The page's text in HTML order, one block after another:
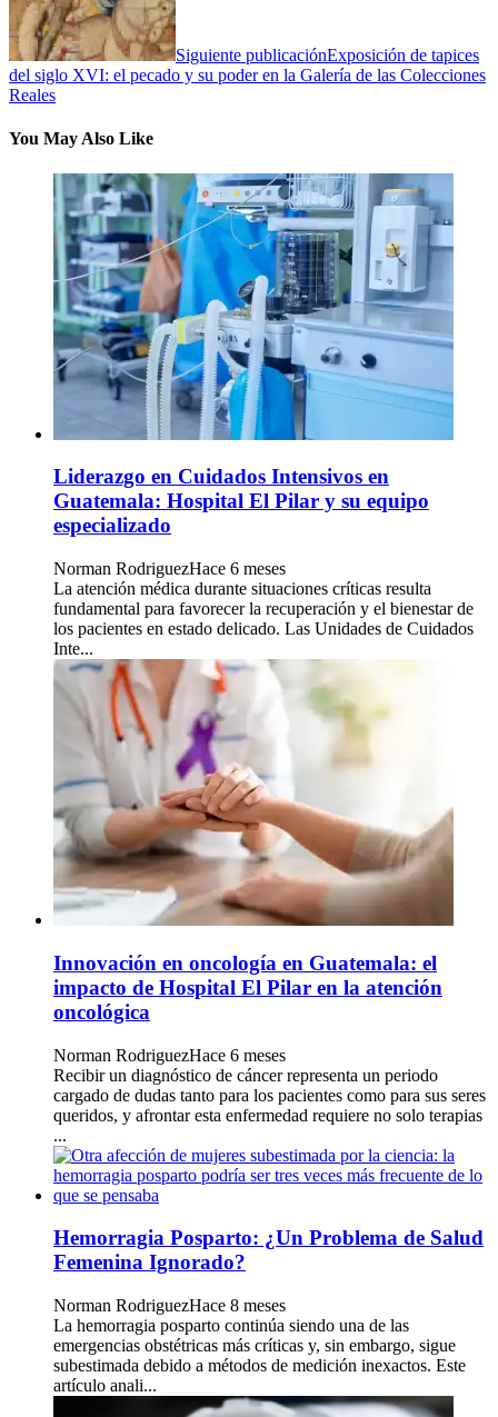
Siguiente publicaciónExposición de tapices
del siglo XVI: el pecado y su poder en la Galería de las Colecciones
Reales
You May Also Like
Liderazgo en Cuidados Intensivos en
Guatemala: Hospital El Pilar y su equipo
especializado
Norman RodriguezHace 6 meses
La atención médica durante situaciones críticas resulta
fundamental para favorecer la recuperación y el bienestar de
los pacientes en estado delicado. Las Unidades de Cuidados
Inte...
Innovación en oncología en Guatemala: el
impacto de Hospital El Pilar en la atención
oncológica
Norman RodriguezHace 6 meses
Recibir un diagnóstico de cáncer representa un periodo
cargado de dudas tanto para los pacientes como para sus seres
queridos, y afrontar esta enfermedad requiere no solo terapias
...
Hemorragia Posparto: ¿Un Problema de Salud
Femenina Ignorado?
Norman RodriguezHace 8 meses
La hemorragia posparto continúa siendo una de las
emergencias obstétricas más críticas y, sin embargo, sigue
subestimada debido a métodos de medición inexactos. Este
artículo anali...